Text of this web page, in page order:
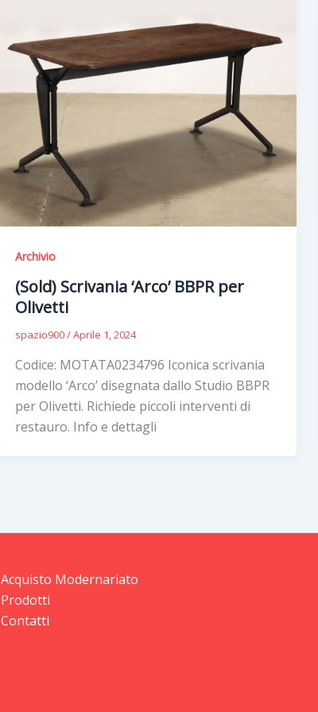
Archivio
(Sold) Scrivania ‘Arco’ BBPR per
Olivetti
spazio900/Aprile 1, 2024
Codice: MOTATA0234796 Iconica scrivania
modello ‘Arco’ disegnata dallo Studio BBPR
per Olivetti. Richiede piccoli interventi di
restauro. Info e dettagli
Acquisto Modernariato
Prodotti
Contatti